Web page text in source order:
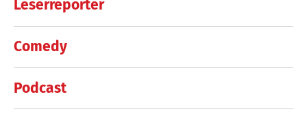
Leserreporter
Comedy
Podcast